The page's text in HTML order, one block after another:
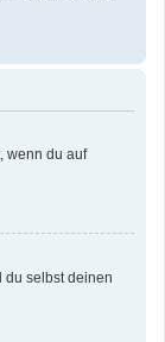
wenn du auf
du selbst deinen